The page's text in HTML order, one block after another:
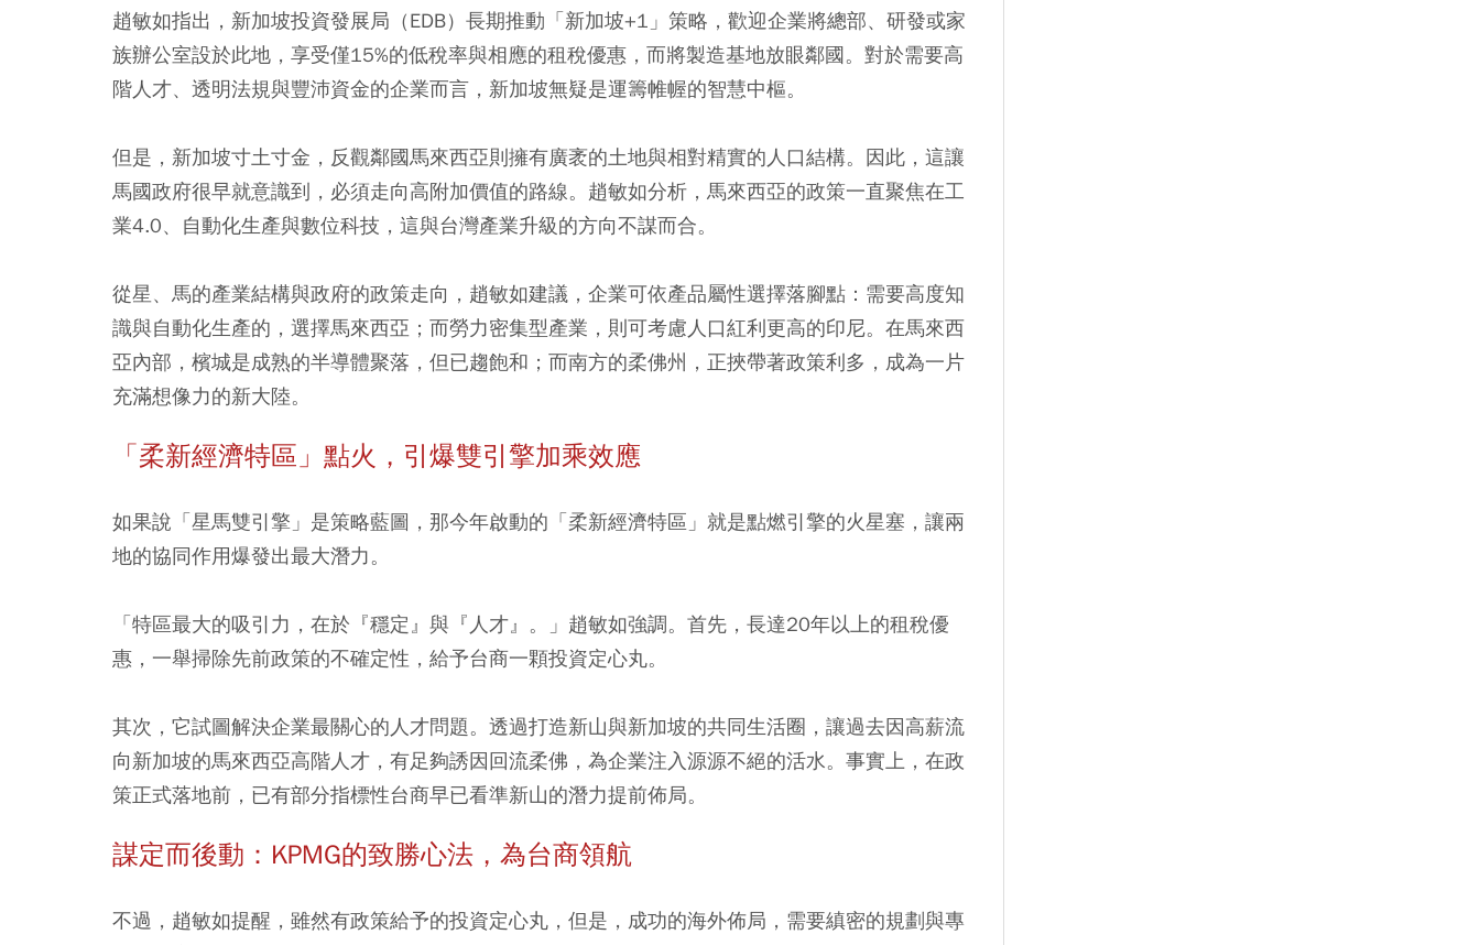
趙敏如指出，新加坡投資發展局（EDB）長期推動「新加坡+1」策略，歡迎企業將總部、研發或家
族辦公室設於此地，享受僅15%的低稅率與相應的租稅優惠，而將製造基地放眼鄰國。對於需要高
階人才、透明法規與豐沛資金的企業而言，新加坡無疑是運籌帷幄的智慧中樞。
但是，新加坡寸土寸金，反觀鄰國馬來西亞則擁有廣袤的土地與相對精實的人口結構。因此，這讓
馬國政府很早就意識到，必須走向高附加價值的路線。趙敏如分析，馬來西亞的政策一直聚焦在工
業4.0、自動化生產與數位科技，這與台灣產業升級的方向不謀而合。
從星、馬的產業結構與政府的政策走向，趙敏如建議，企業可依產品屬性選擇落腳點：需要高度知
識與自動化生產的，選擇馬來西亞；而勞力密集型產業，則可考慮人口紅利更高的印尼。在馬來西
亞內部，檳城是成熟的半導體聚落，但已趨飽和；而南方的柔佛州，正挾帶著政策利多，成為一片
充滿想像力的新大陸。
「柔新經濟特區」點火，引爆雙引擎加乘效應
如果說「星馬雙引擎」是策略藍圖，那今年啟動的「柔新經濟特區」就是點燃引擎的火星塞，讓兩
地的協同作用爆發出最大潛力。
「特區最大的吸引力，在於『穩定』與『人才』。」趙敏如強調。首先，長達20年以上的租稅優
惠，一舉掃除先前政策的不確定性，給予台商一顆投資定心丸。
其次，它試圖解決企業最關心的人才問題。透過打造新山與新加坡的共同生活圈，讓過去因高薪流
向新加坡的馬來西亞高階人才，有足夠誘因回流柔佛，為企業注入源源不絕的活水。事實上，在政
策正式落地前，已有部分指標性台商早已看準新山的潛力提前佈局。
謀定而後動：KPMG的致勝心法，為台商領航
不過，趙敏如提醒，雖然有政策給予的投資定心丸，但是，成功的海外佈局，需要縝密的規劃與專